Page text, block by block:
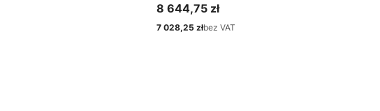
Cena
8 644,75 zł
Cena
7 028,25 złbez VAT